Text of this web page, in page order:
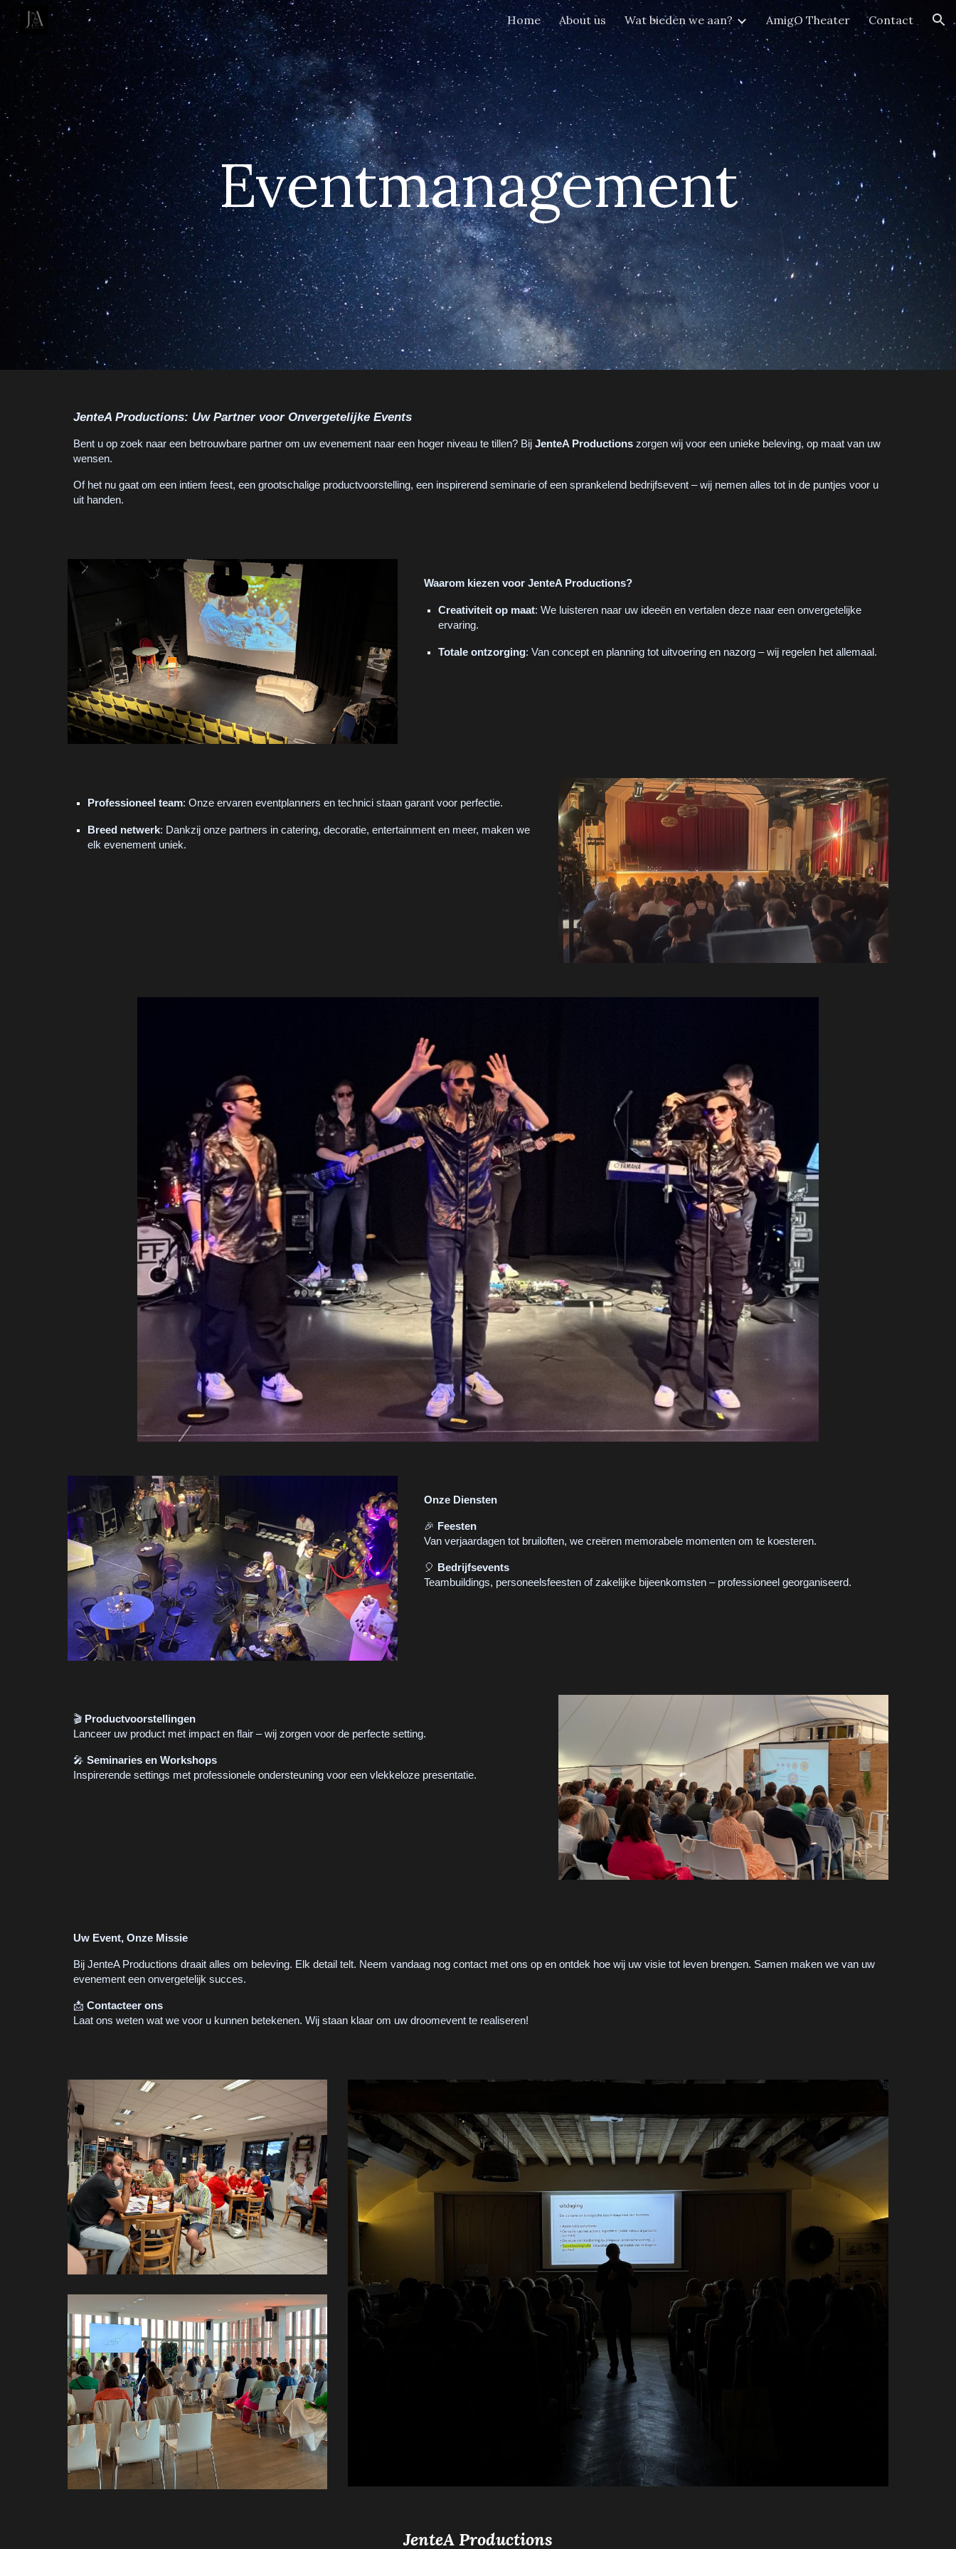
Skip to main content Skip to navigation
Home About us Wat bieden we aan? AmigO Theater Contact
Eventmanagement
JenteA Productions: Uw Partner voor Onvergetelijke Events
Bent u op zoek naar een betrouwbare partner om uw evenement naar een hoger niveau te tillen? Bij JenteA Productionszorgen wij voor een unieke beleving, op maat van uw
wensen.
Of het nu gaat om een intiem feest, een grootschalige productvoorstelling, een inspirerend seminarie of een sprankelend bedrijfsevent – wij nemen alles tot in de puntjes voor u
uit handen.
Waarom kiezen voor JenteA Productions?
Creativiteit op maat: We luisteren naar uw ideeën en vertalen deze naar een onvergetelijke
ervaring.
Totale ontzorging: Van concept en planning tot uitvoering en nazorg – wij regelen het allemaal.
Professioneel team: Onze ervaren eventplanners en technici staan garant voor perfectie.
Breed netwerk: Dankzij onze partners in catering, decoratie, entertainment en meer, maken we
elk evenement uniek.
Onze Diensten
🎉 Feesten
Van verjaardagen tot bruiloften, we creëren memorabele momenten om te koesteren.
🎈
Bedrijfsevents
Teambuildings, personeelsfeesten of zakelijke bijeenkomsten – professioneel georganiseerd.
🎬 Productvoorstellingen
Lanceer uw product met impact en flair – wij zorgen voor de perfecte setting.
🎤 Seminaries en Workshops
Inspirerende settings met professionele ondersteuning voor een vlekkeloze presentatie.
Uw Event, Onze Missie
Bij JenteA Productions draait alles om beleving. Elk detail telt. Neem vandaag nog contact met ons op en ontdek hoe wij uw visie tot leven brengen. Samen maken we van uw
evenement een onvergetelijk succes.
📩 Contacteer ons
Laat ons weten wat we voor u kunnen betekenen. Wij staan klaar om uw droomevent te realiseren!
JenteA Productions